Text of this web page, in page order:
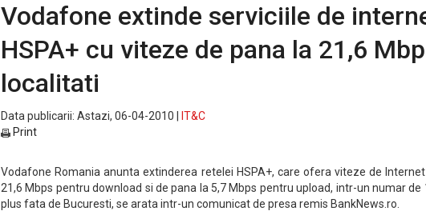
Vodafone extinde serviciile de
HSPA+ cu viteze de pana la 21,6
localitati
Data publicarii: Astazi, 06-04-2010 |
IT&C
Print
Vodafone Romania anunta extinderea retelei HSPA+, care ofera viteze de
21,6 Mbps pentru download si de pana la 5,7 Mbps pentru upload, intr-un numar de
plus fata de Bucuresti, se arata intr-un comunicat de presa remis BankNews.ro.